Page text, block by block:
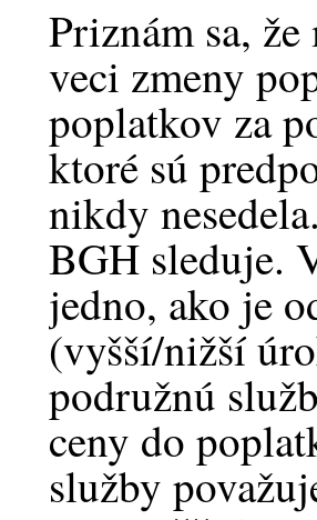
Priznám sa,
veci zmeny
poplatkov za
ktoré sú
nikdy
BGH sleduje.
jedno, ako je
(vyšší/nižší
podružnú
ceny do
služby